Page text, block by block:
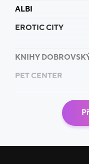
ALBI
EROTIC CITY
KNIHY
PET CENTER